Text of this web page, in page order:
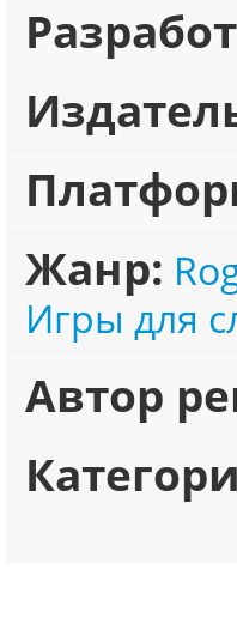
Жанр:
Игры для
Автор